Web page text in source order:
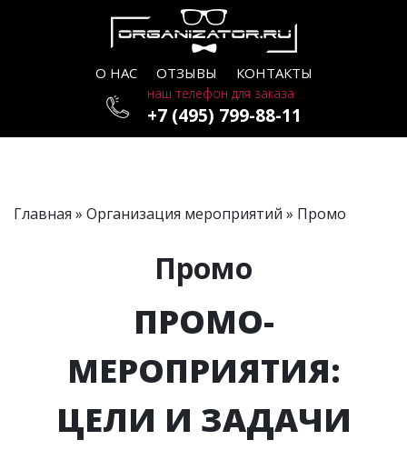
О НАС ОТЗЫВЫ КОНТАКТЫ
наш телефон для заказа
+7 (495) 799-88-11
Главная » Организация мероприятий » Промо
Промо
ПРОМО-
МЕРОПРИЯТИЯ:
ЦЕЛИ И ЗАДАЧИ